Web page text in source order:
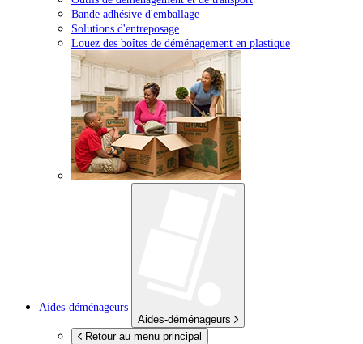
Bande adhésive d'emballage
Solutions d'entreposage
Louez des boîtes de déménagement en plastique
Aides-déménageurs
Aides-déménageurs
Retour au menu principal